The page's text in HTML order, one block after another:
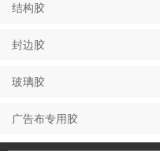
结构胶
封边胶
玻璃胶
广告布专用胶